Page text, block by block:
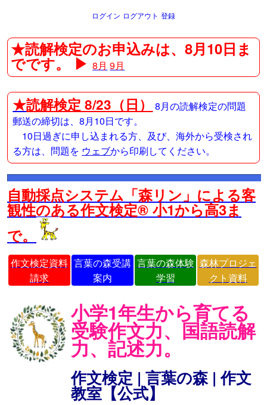
ログイン ログアウト 登録
★読解検定のお申込みは、8月10日ま
でです。 ▶8月 9月
★読解検定 8/23（日）
8月の読解検定の問題
郵送の締切は、8月10日です。
10日過ぎに申し込まれる方、及び、海外から受検され
る方は、問題を ウェブから印刷してください。
自動採点システム「森リン」による客
観性のある作文検定® 小1から高3ま
で。
作文検定資料
請求
言葉の森受講
案内
言葉の森体験
学習
森林プロジェ
クト資料
小学1年生から育てる
受験作文力、国語読解
力、記述力。
作文検定 | 言葉の森 | 作文
教室【公式】